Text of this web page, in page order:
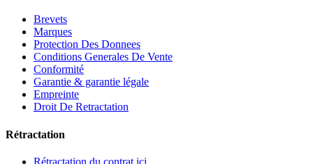
Brevets
Marques
Protection Des Donnees
Conditions Generales De Vente
Conformité
Garantie & garantie légale
Empreinte
Droit De Retractation
Rétractation
Rétractation du contrat ici